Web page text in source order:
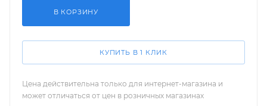
В КОРЗИНУ
КУПИТЬ В 1 КЛИК
Цена действительна только для интернет-магазина и
может отличаться от цен в розничных магазинах